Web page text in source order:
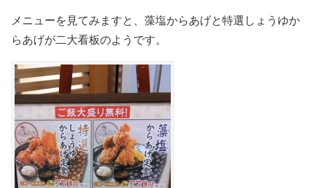
メニューを見てみますと、藻塩からあげと特選しょうゆか
らあげが二大看板のようです。